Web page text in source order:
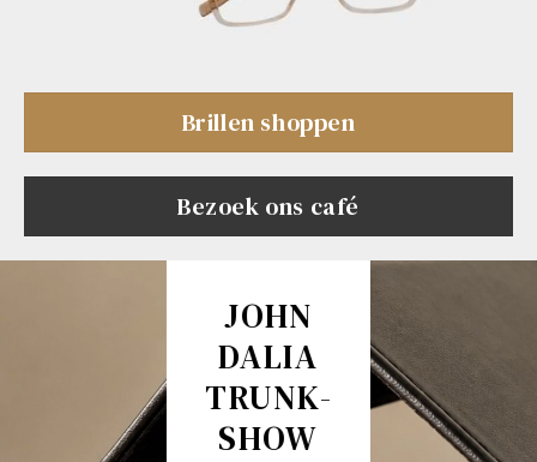
Brillen shoppen
Bezoek ons café
JOHN
DALIA
TRUNK-
SHOW